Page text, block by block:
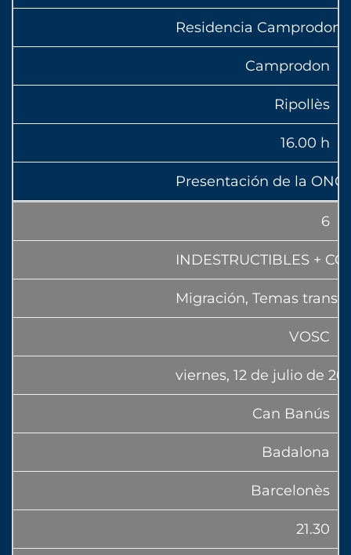
Residencia Camprodon
Camprodon
Ripollès
16.00 h
Presentación de la
6
INDESTRUCTIBLES +
Migración, Temas
VOSC
viernes, 12 de julio de
Can Banús
Badalona
Barcelonès
21.30